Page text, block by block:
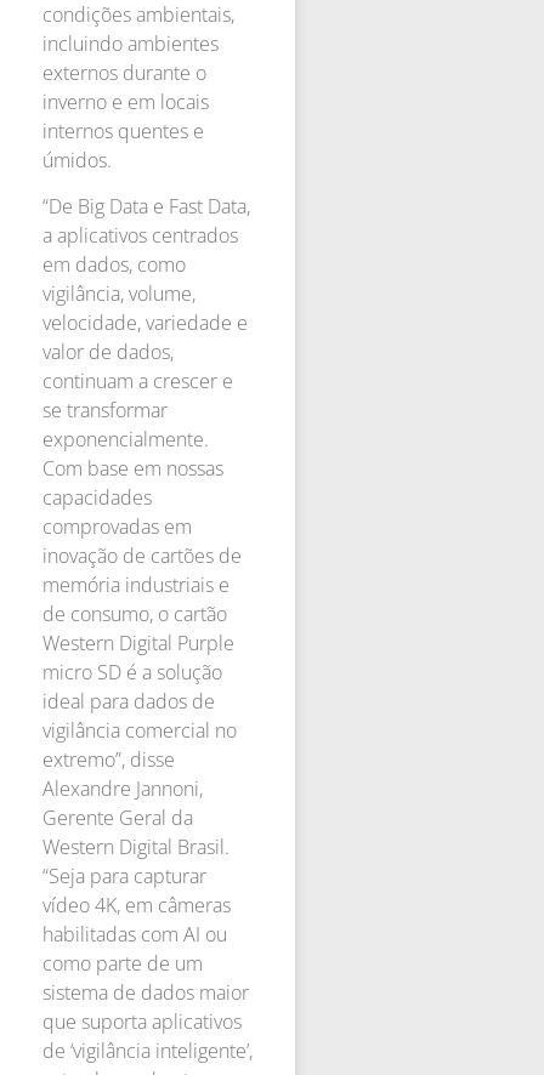
condições ambientais,
incluindo ambientes
externos durante o
inverno e em locais
internos quentes e
úmidos.
“De Big Data e Fast Data,
a aplicativos centrados
em dados, como
vigilância, volume,
velocidade, variedade e
valor de dados,
continuam a crescer e
se transformar
exponencialmente.
Com base em nossas
capacidades
comprovadas em
inovação de cartões de
memória industriais e
de consumo, o cartão
Western Digital Purple
micro SD é a solução
ideal para dados de
vigilância comercial no
extremo”, disse
Alexandre Jannoni,
Gerente Geral da
Western Digital Brasil.
“Seja para capturar
vídeo 4K, em câmeras
habilitadas com AI ou
como parte de um
sistema de dados maior
que suporta aplicativos
de ‘vigilância inteligente’,